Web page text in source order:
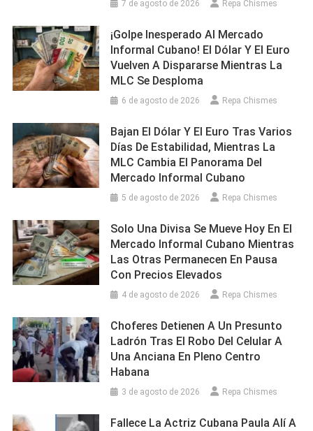
7 de agosto de 2026 Repa Chismes
¡Golpe Inesperado Al Mercado
Informal Cubano! El Dólar Y El Euro
Vuelven A Dispararse Mientras La
MLC Se Desploma
6 de agosto de 2026 Repa Chismes
Bajan El Dólar Y El Euro Tras Varios
Días De Estabilidad, Mientras La
MLC Cambia El Panorama Del
Mercado Informal Cubano
5 de agosto de 2026 Repa Chismes
Solo Una Divisa Se Mueve Hoy En El
Mercado Informal Cubano Mientras
Las Otras Permanecen En Pausa
Con Precios Elevados
4 de agosto de 2026 Repa Chismes
Choferes Detienen A Un Presunto
Ladrón Tras El Robo Del Celular A
Una Anciana En Pleno Centro
Habana
3 de agosto de 2026 Repa Chismes
Fallece La Actriz Cubana Paula Alí A